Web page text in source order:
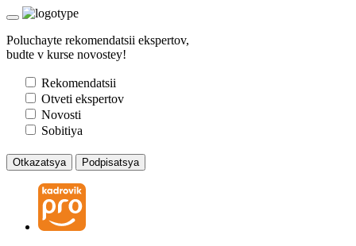
Poluchayte rekomendatsii ekspertov,
budte v kurse novostey!
Rekomendatsii
Otveti ekspertov
Novosti
Sobitiya
Otkazatsya Podpisatsya